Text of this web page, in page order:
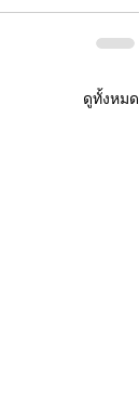
ดูทั้งหมด